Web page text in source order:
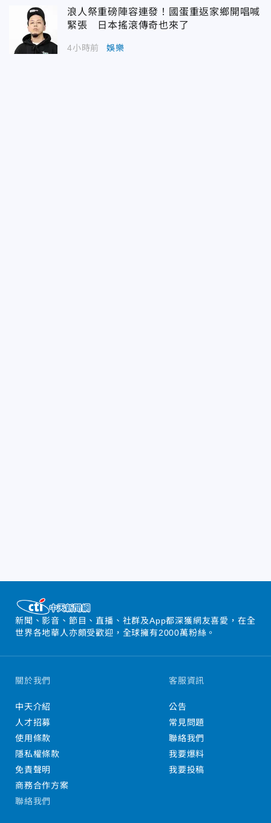
浪人祭重磅陣容連發！國蛋重返家鄉開唱喊
緊張 日本搖滾傳奇也來了
4小時前 娛樂
新聞、影音、節目、直播、社群及App都深獲網友喜愛，在全
世界各地華人亦頗受歡迎，全球擁有2000萬粉絲。
關於我們
中天介紹
人才招募
使用條款
隱私權條款
免責聲明
商務合作方案
客服資訊
公告
常見問題
聯絡我們
我要爆料
我要投稿
聯絡我們